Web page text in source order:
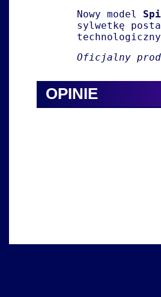
Nowy model
sylwetkę
Oficjalny
OPINIE